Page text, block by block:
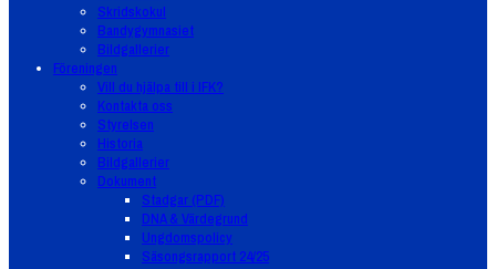
Skridskokul
Bandygymnasiet
Bildgallerier
Föreningen
Vill du hjälpa till i IFK?
Kontakta oss
Styrelsen
Historia
Bildgallerier
Dokument
Stadgar (PDF)
DNA & Värdegrund
Ungdomspolicy
Säsongsrapport 24/25